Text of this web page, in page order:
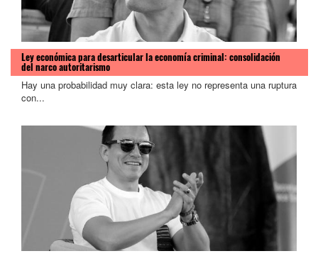
Ley económica para desarticular la economía criminal: consolidación
del narco autoritarismo
Hay una probabilidad muy clara: esta ley no representa una ruptura
con...